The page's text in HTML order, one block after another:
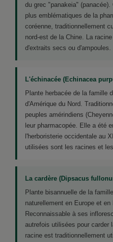
du grec "panakeia"
plus emblématiques de la
coréenne, traditionnellement
nord-est de la Chine. La
d'extraits secs ou d'ampoules.
L'échinacée (Echinacea
Plante herbacée de la famille
d'Amérique du Nord.
peuples amérindiens
leur pharmacopée. Elle a été
l'herboristerie occidentale au
utilisées sont les racines et
La cardère (Dipsacus
Plante bisannuelle de la
naturellement en Europe et en
Reconnaissable à ses
autrefois utilisées pour carder
racine est traditionnellement